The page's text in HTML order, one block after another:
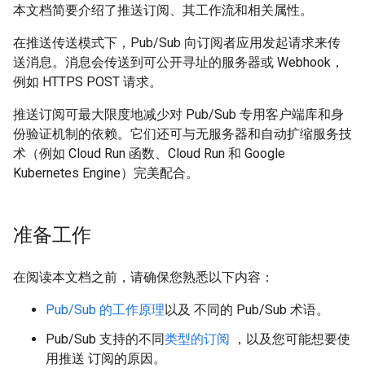
本文档简要介绍了推送订阅、其工作流和相关属性。
在推送传送模式下，Pub/Sub 向订阅者应用发起请求来传
送消息。消息会传送到可公开寻址的服务器或 Webhook，
例如 HTTPS POST 请求。
推送订阅可最大限度地减少对 Pub/Sub 专用客户端库和身
份验证机制的依赖。它们还可与无服务器和自动扩缩服务技
术（例如 Cloud Run 函数、Cloud Run 和 Google
Kubernetes Engine）完美配合。
准备工作
在阅读本文档之前，请确保您熟悉以下内容：
Pub/Sub 的工作原理以及 不同的 Pub/Sub 术语。
Pub/Sub 支持的不同类型的订阅 ，以及您可能想要使
用推送 订阅的原因。